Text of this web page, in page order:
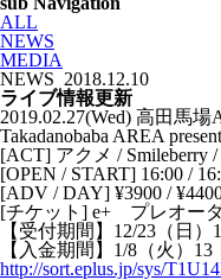
ALL
NEWS
MEDIA
NEWS 2018.12.10
ライブ情報更新
2019.02.27(Wed) 高田馬場
Takadanobaba AREA
[ACT] アクメ / Smileberry
[OPEN / START] 16:00 /
[ADV / DAY] ¥3900 /
[チケット] e+ プレオー
【受付期間】12/23（日
【入金期間】1/8（火）
http://sort.eplus.jp/sys/